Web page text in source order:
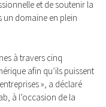
et de soutenir la
domaine en plein
à travers cinq
afin qu’ils puissent
», a déclaré
à l’occasion de la